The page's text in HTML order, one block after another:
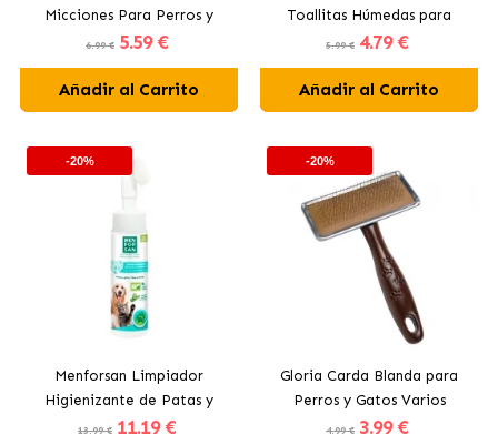
Micciones Para Perros y
Gatos
6.99 € 5.59 €
Añadir al Carrito
Toallitas Húmedas para
Perros y Gatos
5.99 € 4.79 €
Añadir al Carrito
-20%
Menforsan Limpiador
Higienizante de Patas y
Almohadillas para Perros y
13.99 € 11.19 €
-20%
Gloria Carda Blanda para
Perros y Gatos Varios
Tamaños
4.99 € 3.99 €